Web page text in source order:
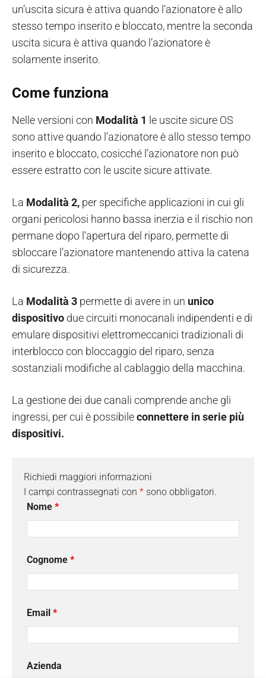
un’uscita sicura è attiva quando l’azionatore è allo
stesso tempo inserito e bloccato, mentre la seconda
uscita sicura è attiva quando l’azionatore è
solamente inserito.
Come funziona
Nelle versioni con Modalità 1 le uscite sicure OS
sono attive quando l’azionatore è allo stesso tempo
inserito e bloccato, cosicché l’azionatore non può
essere estratto con le uscite sicure attivate.
La Modalità 2, per specifiche applicazioni in cui gli
organi pericolosi hanno bassa inerzia e il rischio non
permane dopo l’apertura del riparo, permette di
sbloccare l’azionatore mantenendo attiva la catena
di sicurezza.
La Modalità 3 permette di avere in un unico
dispositivo due circuiti monocanali indipendenti e di
emulare dispositivi elettromeccanici tradizionali di
interblocco con bloccaggio del riparo, senza
sostanziali modifiche al cablaggio della macchina.
La gestione dei due canali comprende anche gli
ingressi, per cui è possibileconnettere in serie più
dispositivi.
Richiedi maggiori informazioni
I campi contrassegnati con * sono obbligatori.
Nome *
Cognome *
Email *
Azienda